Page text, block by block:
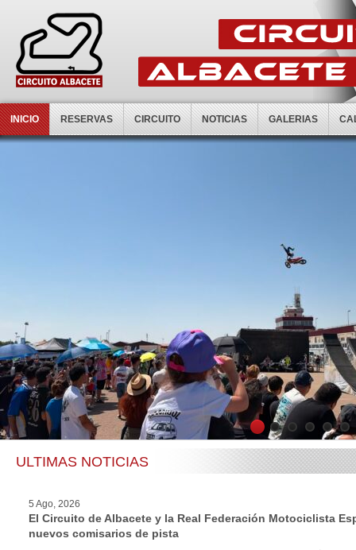
INICIO RESERVAS CIRCUITO NOTICIAS GALERIAS
1 2 3 4 5 6
ULTIMAS NOTICIAS
5 Ago, 2026
El Circuito de Albacete y la Real Federación Motociclista
nuevos comisarios de pista